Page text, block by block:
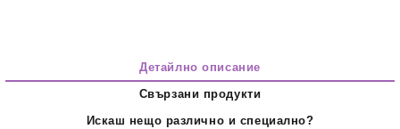
Детайлно описание
Свързани продукти
Искаш нещо различно и специално?